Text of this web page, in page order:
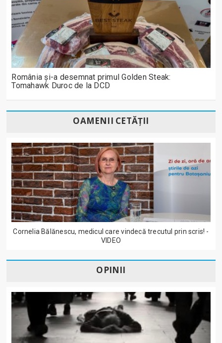
România și-a desemnat primul Golden Steak:
Tomahawk Duroc de la DCD
OAMENII CETĂȚII
Cornelia Bălănescu, medicul care vindecă trecutul prin scris! -
VIDEO
OPINII